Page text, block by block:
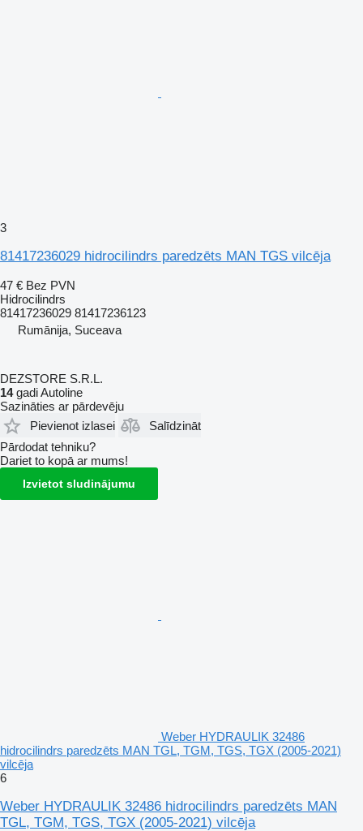
3
81417236029 hidrocilindrs paredzēts MAN TGS vilcēja
47 € Bez PVN
Hidrocilindrs
81417236029 81417236123
Rumānija, Suceava
DEZSTORE S.R.L.
14gadi Autoline
Sazināties ar pārdevēju
Pievienot izlasei
Salīdzināt
Pārdodat tehniku?
Dariet to kopā ar mums!
Izvietot sludinājumu
Weber HYDRAULIK 32486
hidrocilindrs paredzēts MAN TGL, TGM, TGS, TGX (2005-2021)
vilcēja
6
Weber HYDRAULIK 32486 hidrocilindrs paredzēts MAN
TGL, TGM, TGS, TGX (2005-2021) vilcēja